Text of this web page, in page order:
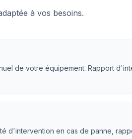
à vos besoins.
de votre équipement. Rapport
d'intervention en cas de panne,